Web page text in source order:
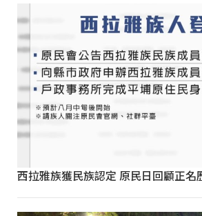
西拉雅族獲民族認定 原民日回顧正名